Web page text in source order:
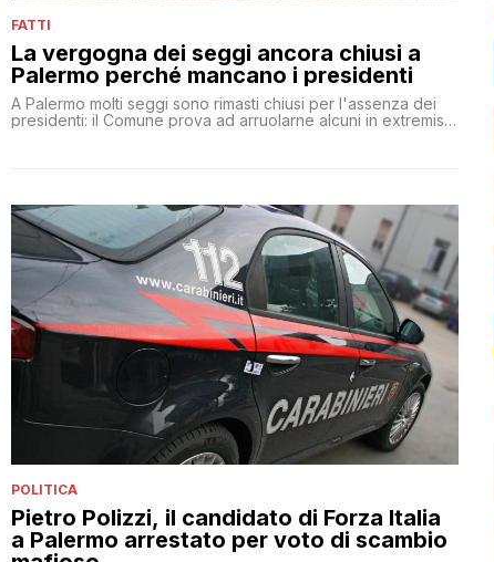
FATTI
La vergogna dei seggi ancora chiusi a
Palermo perché mancano i presidenti
A Palermo molti seggi sono rimasti chiusi per l'assenza dei
presidenti: il Comune prova ad arruolarne alcuni in extremis,
POLITICA
Pietro Polizzi, il candidato di Forza Italia
a Palermo arrestato per voto di scambio